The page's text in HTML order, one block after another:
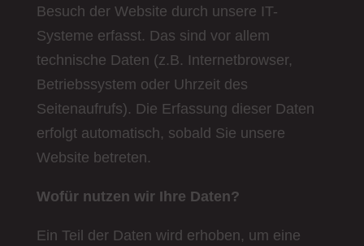
Besuch der Website durch unsere IT-
Systeme erfasst. Das sind vor allem
technische Daten (z.B. Internetbrowser,
Betriebssystem oder Uhrzeit des
Seitenaufrufs). Die Erfassung dieser Daten
erfolgt automatisch, sobald Sie unsere
Website betreten.
Wofür nutzen wir Ihre Daten?
Ein Teil der Daten wird erhoben, um eine